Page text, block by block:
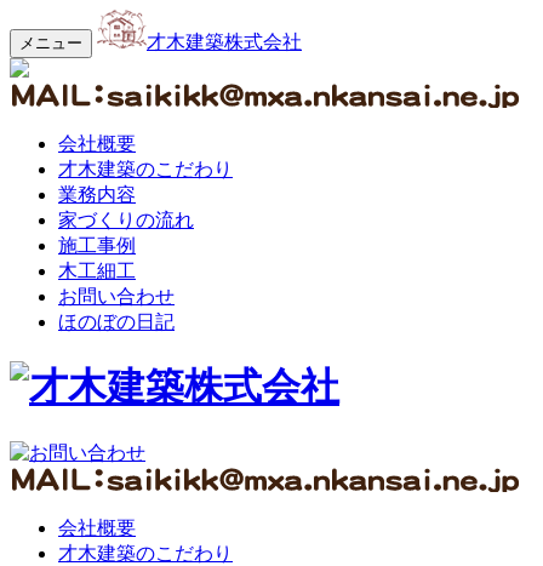
メニュー 才木建築株式会社
会社概要
才木建築のこだわり
業務内容
家づくりの流れ
施工事例
木工細工
お問い合わせ
ほのぼの日記
会社概要
才木建築のこだわり